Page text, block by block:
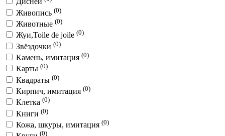
Живопись (0)
Животные (0)
Жуи,Toile de joile (0)
Звёздочки (0)
Камень, имитация (0)
Карты (0)
Квадраты (0)
Кирпич, имитация (0)
Клетка (0)
Книги (0)
Кожа, шкуры, имитация (0)
(0)